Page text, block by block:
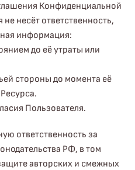
Конфиденциальной
несёт ответственность,
информация:
до её утраты или
стороны до момента её
Пользователя.
ответственность за
РФ, в том
авторских и смежных